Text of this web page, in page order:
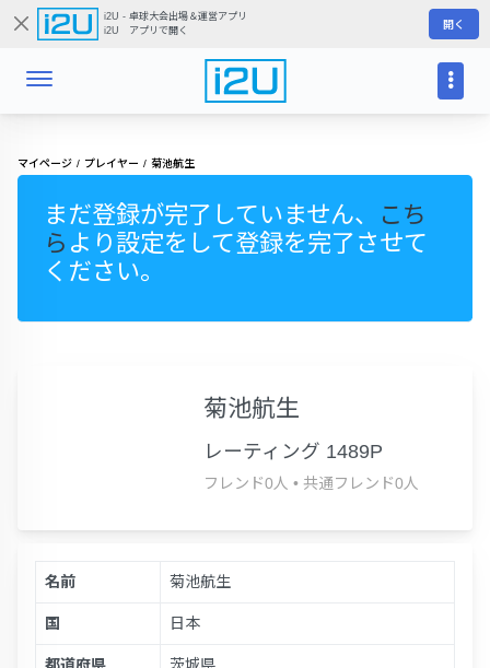
i2U - 卓球大会出場＆運営アプリ
i2U アプリで開く
開く
マイページ プレイヤー 菊池航生
まだ登録が完了していません、
こち
ら より設定をして登録を完了させて
ください。
菊池航生
レーティング 1489P
フレンド0人 • 共通フレンド0人
名前 菊池航生
国 日本